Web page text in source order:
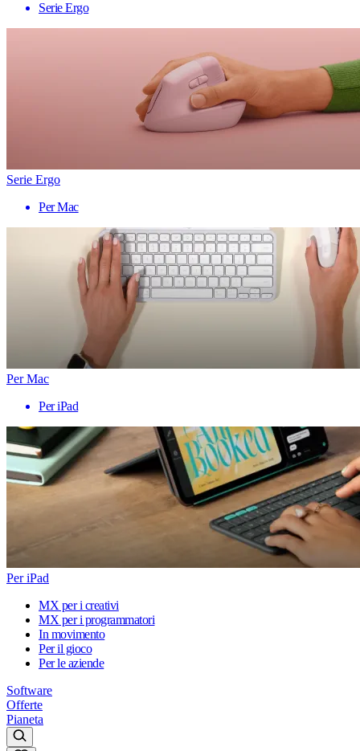
Serie Ergo
Serie Ergo
Per Mac
Per Mac
Per iPad
Per iPad
MX per i creativi
MX per i programmatori
In movimento
Per il gioco
Per le aziende
Software
Offerte
Pianeta